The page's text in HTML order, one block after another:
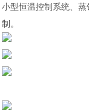
小型恒温控制系统、
制。